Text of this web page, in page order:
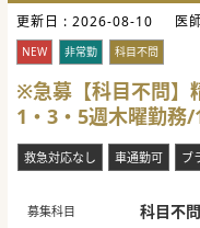
更新日 : 2026-08-10 医
NEW 非常勤 科目不問
※急募【科目不問】
1・3・5週木曜勤務/
救急対応なし 車通勤可 ブ
募集科目 科目不問